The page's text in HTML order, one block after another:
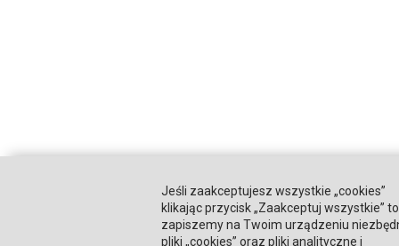
Jeśli zaakceptujesz wszystkie „cookies”
klikając przycisk „Zaakceptuj wszystkie” to
zapiszemy na Twoim urządzeniu
pliki „cookies” oraz pliki analityczne i